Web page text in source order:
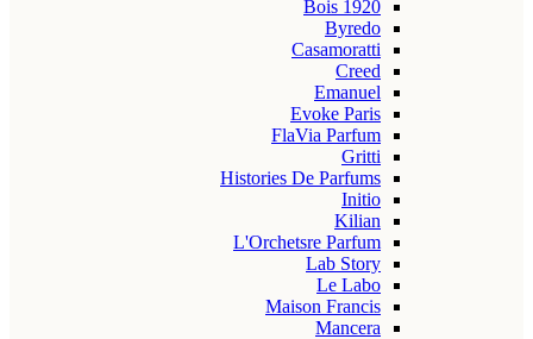
Bois 1920
Byredo
Casamoratti
Creed
Emanuel
Evoke Paris
FlaVia Parfum
Gritti
Histories De Parfums
Initio
Kilian
L'Orchetsre Parfum
Lab Story
Le Labo
Maison Francis
Mancera